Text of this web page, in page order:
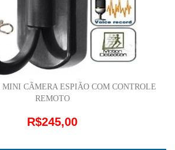
CÃMERA ESPIÃO COM CONTROLE
REMOTO
R$245,00